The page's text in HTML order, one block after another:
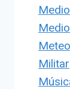
Militar